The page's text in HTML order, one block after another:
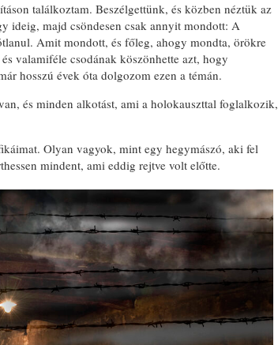
találkoztam. Beszélgettünk, és közben néztük az
ideig, majd csöndesen csak annyit mondott: A
Amit mondott, és főleg, ahogy mondta, örökre
valamiféle csodának köszönhette azt, hogy
hosszú évek óta dolgozom ezen a témán.
és minden alkotást, ami a holokauszttal foglalkozik,
Olyan vagyok, mint egy hegymászó, aki fel
mindent, ami eddig rejtve volt előtte.